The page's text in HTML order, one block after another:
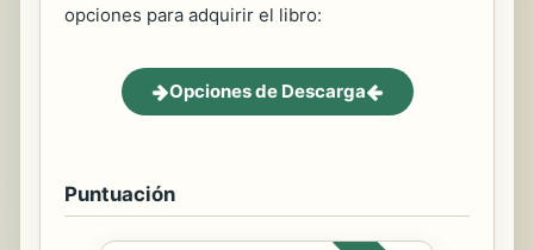
opciones para adquirir el libro:
Opciones de Descarga
Puntuación